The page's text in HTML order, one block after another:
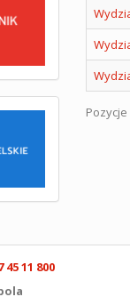
Pozycje
11 800